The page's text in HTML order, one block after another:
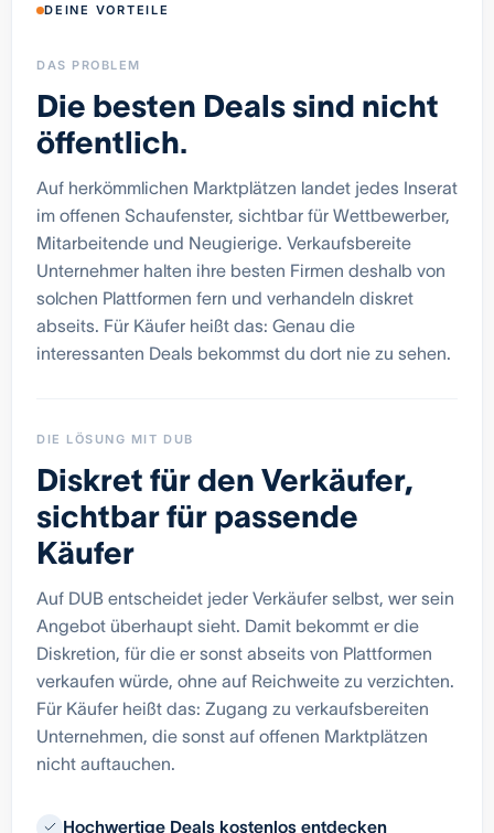
DEINE VORTEILE
DAS PROBLEM
Die besten Deals sind nicht
öffentlich.
Auf herkömmlichen Marktplätzen landet jedes Inserat
im offenen Schaufenster, sichtbar für Wettbewerber,
Mitarbeitende und Neugierige. Verkaufsbereite
Unternehmer halten ihre besten Firmen deshalb von
solchen Plattformen fern und verhandeln diskret
abseits. Für Käufer heißt das: Genau die
interessanten Deals bekommst du dort nie zu sehen.
DIE LÖSUNG MIT DUB
Diskret für den Verkäufer,
sichtbar für passende
Käufer
Auf DUB entscheidet jeder Verkäufer selbst, wer sein
Angebot überhaupt sieht. Damit bekommt er die
Diskretion, für die er sonst abseits von Plattformen
verkaufen würde, ohne auf Reichweite zu verzichten.
Für Käufer heißt das: Zugang zu verkaufsbereiten
Unternehmen, die sonst auf offenen Marktplätzen
nicht auftauchen.
Hochwertige Deals kostenlos entdecken